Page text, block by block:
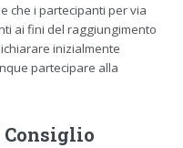
che i partecipanti per via
ai fini del raggiungimento
inizialmente
partecipare alla
Consiglio